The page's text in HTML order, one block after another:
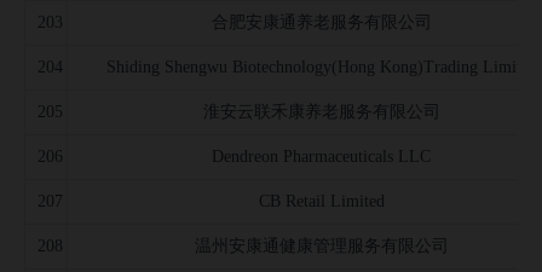
203 合肥安康通养老服务有限公司
204 Shiding Shengwu Biotechnology(Hong Kong)Trading Limited
205 淮安云联禾康养老服务有限公司
206 Dendreon Pharmaceuticals LLC
207 CB Retail Limited
208 温州安康通健康管理服务有限公司